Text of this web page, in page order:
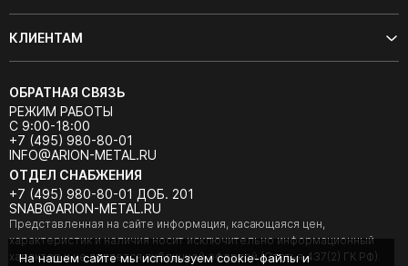
КЛИЕНТАМ
ОБРАТНАЯ СВЯЗЬ
РЕЖИМ РАБОТЫ
С 9:00-18:00
+7 (495) 980-80-01
INFO@ARION-METAL.RU
ОТДЕЛ СНАБЖЕНИЯ
+7 (495) 980-80-01 ДОБ. 201
SNAB@ARION-METAL.RU
Представленная на сайте информация, касающаяся цен,
характеристик и наличия носит исключительно информационный
характер и не является публичной офертой (Статья 437(2) ГК РФ).
На нашем сайте мы используем cookie-файлы и